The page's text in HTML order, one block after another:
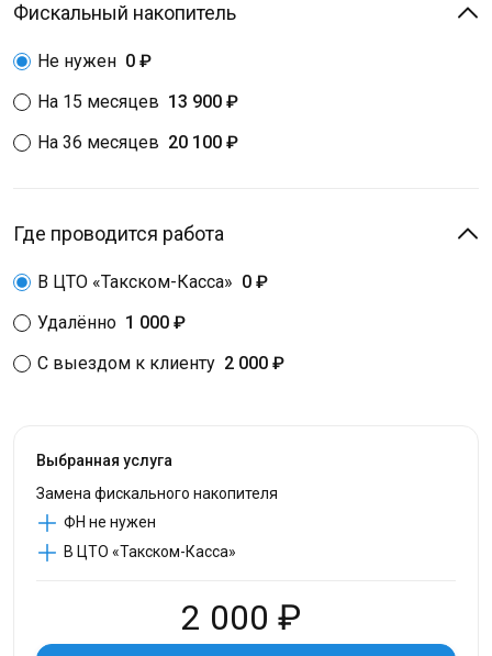
Фискальный накопитель
Не нужен 0 ₽
На 15 месяцев 13 900 ₽
На 36 месяцев 20 100 ₽
Где проводится работа
В ЦТО «Такском-Касса» 0 ₽
Удалённо 1 000 ₽
С выездом к клиенту 2 000 ₽
Выбранная услуга
Замена фискального накопителя
ФН не нужен
В ЦТО «Такском-Касса»
2 000 ₽